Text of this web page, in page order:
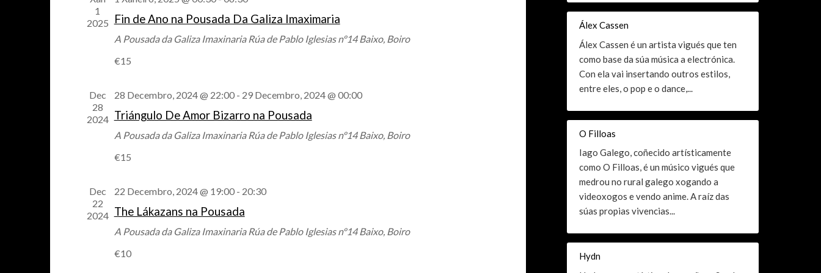
1
2025
Fin de Ano na Pousada Da Galiza Imaximaria
A Pousada da Galiza Imaxinaria Rúa de Pablo Iglesias nº14 Baixo, Boiro
€15
Dec
28
2024
28 Decembro, 2024 @ 22:00- 29 Decembro, 2024 @ 00:00
Triángulo De Amor Bizarro na Pousada
A Pousada da Galiza Imaxinaria Rúa de Pablo Iglesias nº14 Baixo, Boiro
€15
Dec
22
2024
22 Decembro, 2024 @ 19:00- 20:30
The Lákazans na Pousada
A Pousada da Galiza Imaxinaria Rúa de Pablo Iglesias nº14 Baixo, Boiro
€10
Álex Cassen
Álex Cassen é un artista vigués que ten
como base da súa música a electrónica.
Con ela vai insertando outros estilos,
entre eles, o pop e o dance,...
O Filloas
Iago Galego, coñecido artísticamente
como O Filloas, é un músico vigués que
medrou no rural galego xogando a
videoxogos e vendo anime. A raíz das
súas propias vivencias...
Hydn